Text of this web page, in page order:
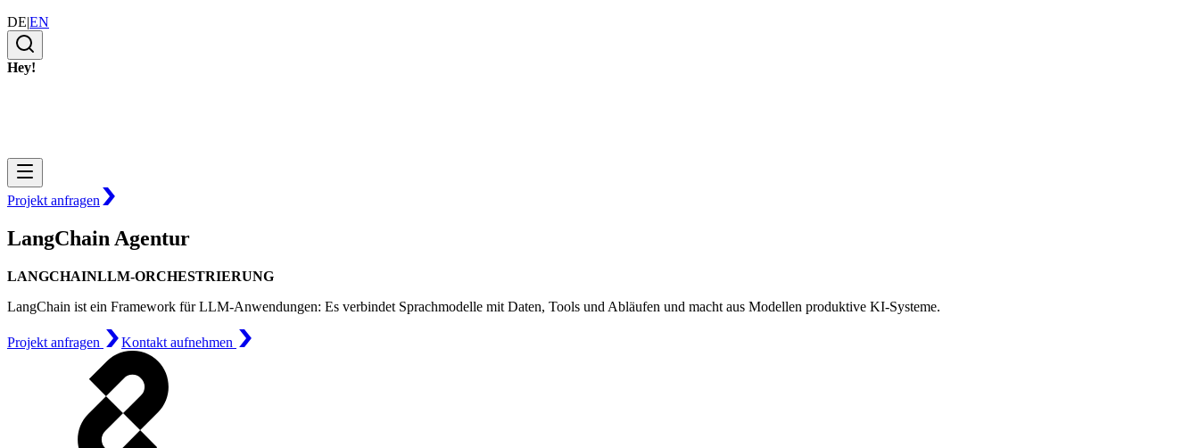
DE|EN
Hey!
Projekt anfragen
LangChain Agentur
LANGCHAINLLM-ORCHESTRIERUNG
LangChain ist ein Framework für LLM-Anwendungen: Es verbindet Sprachmodelle mit Daten, Tools und Abläufen und macht aus Modellen produktive KI-Systeme.
Projekt anfragen Kontakt aufnehmen